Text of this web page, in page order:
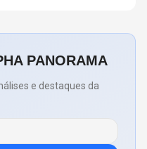
PANORAMA
e destaques da